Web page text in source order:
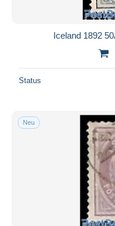
Iceland 1892
Status
Neu